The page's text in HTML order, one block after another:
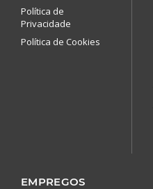
Política de
Privacidade
Política de Cookies
EMPREGOS